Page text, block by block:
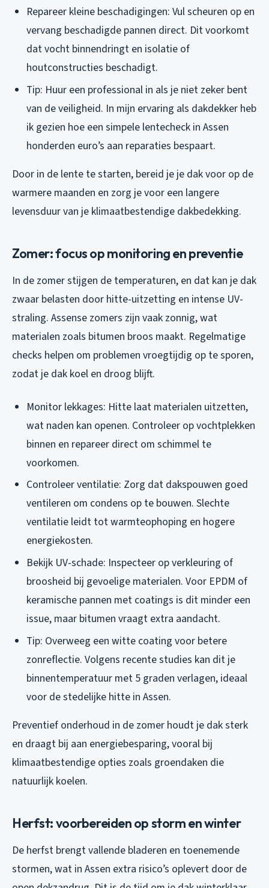
Repareer kleine beschadigingen: Vul scheuren op en
vervang beschadigde pannen direct. Dit voorkomt
dat vocht binnendringt en isolatie of
houtconstructies beschadigt.
Tip: Huur een professional in als je niet zeker bent
van de veiligheid. In mijn ervaring als dakdekker heb
ik gezien hoe een simpele lentecheck in Assen
honderden euro’s aan reparaties bespaart.
Door in de lente te starten, bereid je je dak voor op de
warmere maanden en zorg je voor een langere
levensduur van je klimaatbestendige dakbedekking.
Zomer: focus op monitoring en preventie
In de zomer stijgen de temperaturen, en dat kan je dak
zwaar belasten door hitte-uitzetting en intense UV-
straling. Assense zomers zijn vaak zonnig, wat
materialen zoals bitumen broos maakt. Regelmatige
checks helpen om problemen vroegtijdig op te sporen,
zodat je dak koel en droog blijft.
Monitor lekkages: Hitte laat materialen uitzetten,
wat naden kan openen. Controleer op vochtplekken
binnen en repareer direct om schimmel te
voorkomen.
Controleer ventilatie: Zorg dat dakspouwen goed
ventileren om condens op te bouwen. Slechte
ventilatie leidt tot warmteophoping en hogere
energiekosten.
Bekijk UV-schade: Inspecteer op verkleuring of
broosheid bij gevoelige materialen. Voor EPDM of
keramische pannen met coatings is dit minder een
issue, maar bitumen vraagt extra aandacht.
Tip: Overweeg een witte coating voor betere
zonreflectie. Volgens recente studies kan dit je
binnentemperatuur met 5 graden verlagen, ideaal
voor de stedelijke hitte in Assen.
Preventief onderhoud in de zomer houdt je dak sterk
en draagt bij aan energiebesparing, vooral bij
klimaatbestendige opties zoals groendaken die
natuurlijk koelen.
Herfst: voorbereiden op storm en winter
De herfst brengt vallende bladeren en toenemende
stormen, wat in Assen extra risico’s oplevert door de